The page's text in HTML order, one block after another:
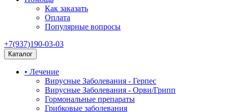
Как заказать
Оплата
Популярные вопросы
+7(937)190-03-03
Каталог
• Лечение
Вирусные Заболевания - Герпес
Вирусные Заболевания - Орви/Грипп
Гормональные препараты
Грибковые заболевания